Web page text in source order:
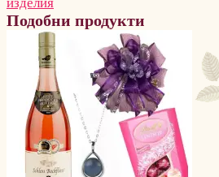
Подобни продукти